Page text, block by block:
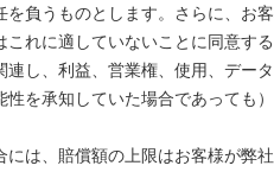
負うものとします。さらに、
れに適していないことに同意する
し、利益、営業権、使用、デ
を承知していた場合であっても
は、賠償額の上限はお客様が